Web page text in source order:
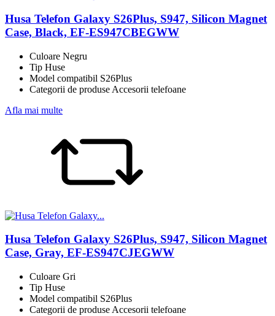
Husa Telefon Galaxy S26Plus, S947, Silicon Magnet
Case, Black, EF-ES947CBEGWW
Culoare Negru
Tip Huse
Model compatibil S26Plus
Categorii de produse Accesorii telefoane
Afla mai multe
Husa Telefon Galaxy S26Plus, S947, Silicon Magnet
Case, Gray, EF-ES947CJEGWW
Culoare Gri
Tip Huse
Model compatibil S26Plus
Categorii de produse Accesorii telefoane